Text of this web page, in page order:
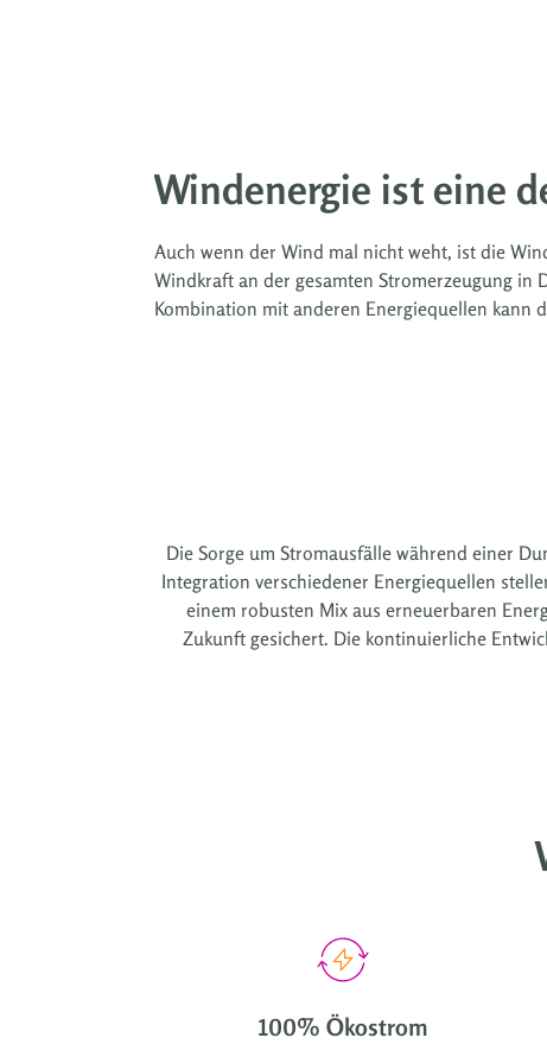
Windenergie ist eine
Auch wenn der Wind mal nicht weht, ist die
Windkraft an der gesamten Stromerzeugung in
Kombination mit anderen Energiequellen kann
Die Sorge um Stromausfälle während einer
Integration verschiedener Energiequellen
einem robusten Mix aus erneuerbaren
Zukunft gesichert. Die kontinuierliche
100% Ökostrom